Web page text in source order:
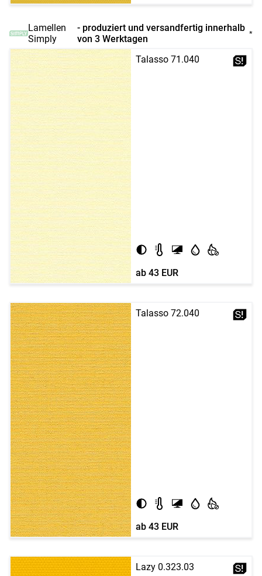
Lamellen
Simply
- produziert und versandfertig innerhalb
von 3 Werktagen
*
Talasso 71.040
ab 43 EUR
Talasso 72.040
ab 43 EUR
Lazy 0.323.03